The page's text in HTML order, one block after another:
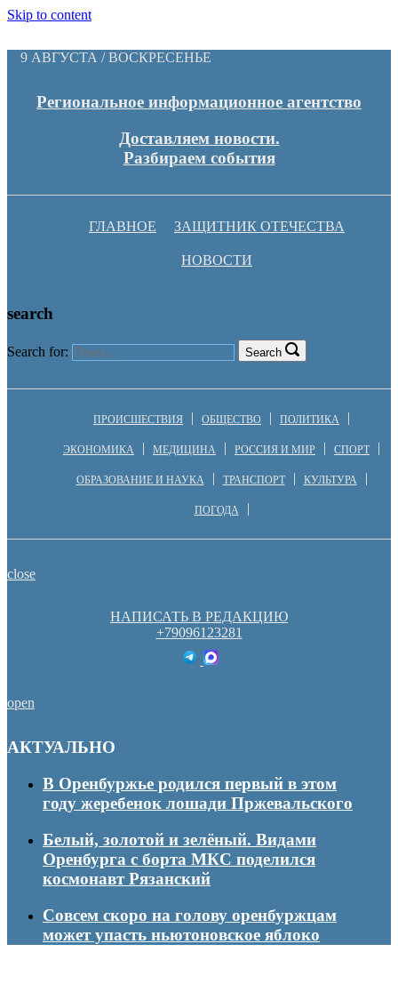
Skip to content
9 АВГУСТА / ВОСКРЕСЕНЬЕ
Региональное информационное агентство
Доставляем новости.
Разбираем события
ГЛАВНОЕ ЗАЩИТНИК ОТЕЧЕСТВА
НОВОСТИ
search
Search for: Search
ПРОИСШЕСТВИЯ ОБЩЕСТВО ПОЛИТИКА
ЭКОНОМИКА МЕДИЦИНА РОССИЯ И МИР СПОРТ
ОБРАЗОВАНИЕ И НАУКА ТРАНСПОРТ КУЛЬТУРА
ПОГОДА
close
НАПИСАТЬ В РЕДАКЦИЮ
+79096123281
open
АКТУАЛЬНО
В Оренбуржье родился первый в этом
году жеребенок лошади Пржевальского
Белый, золотой и зелёный. Видами
Оренбурга с борта МКС поделился
космонавт Рязанский
Совсем скоро на голову оренбуржцам
может упасть ньютоновское яблоко